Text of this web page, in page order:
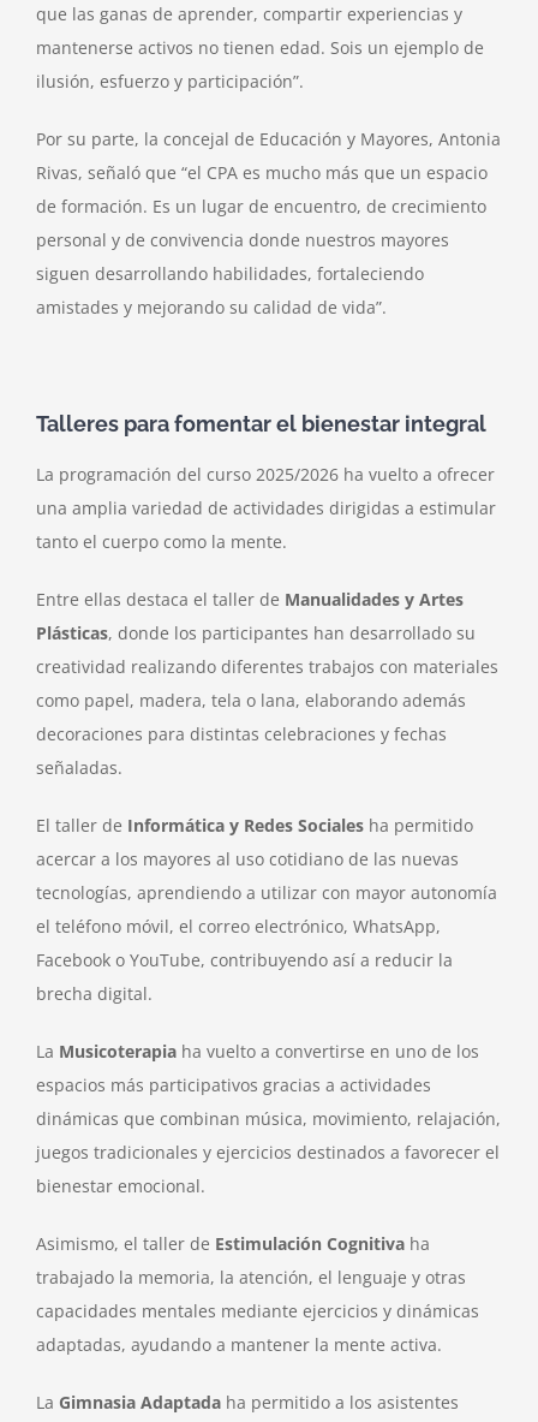
que las ganas de aprender, compartir experiencias y
mantenerse activos no tienen edad. Sois un ejemplo de
ilusión, esfuerzo y participación”.
Por su parte, la concejal de Educación y Mayores, Antonia
Rivas, señaló que “el CPA es mucho más que un espacio
de formación. Es un lugar de encuentro, de crecimiento
personal y de convivencia donde nuestros mayores
siguen desarrollando habilidades, fortaleciendo
amistades y mejorando su calidad de vida”.
Talleres para fomentar el bienestar integral
La programación del curso 2025/2026 ha vuelto a ofrecer
una amplia variedad de actividades dirigidas a estimular
tanto el cuerpo como la mente.
Entre ellas destaca el taller de Manualidades y Artes
Plásticas, donde los participantes han desarrollado su
creatividad realizando diferentes trabajos con materiales
como papel, madera, tela o lana, elaborando además
decoraciones para distintas celebraciones y fechas
señaladas.
El taller de Informática y Redes Sociales ha permitido
acercar a los mayores al uso cotidiano de las nuevas
tecnologías, aprendiendo a utilizar con mayor autonomía
el teléfono móvil, el correo electrónico, WhatsApp,
Facebook o YouTube, contribuyendo así a reducir la
brecha digital.
La Musicoterapia ha vuelto a convertirse en uno de los
espacios más participativos gracias a actividades
dinámicas que combinan música, movimiento, relajación,
juegos tradicionales y ejercicios destinados a favorecer el
bienestar emocional.
Asimismo, el taller de Estimulación Cognitiva ha
trabajado la memoria, la atención, el lenguaje y otras
capacidades mentales mediante ejercicios y dinámicas
adaptadas, ayudando a mantener la mente activa.
La Gimnasia Adaptada ha permitido a los asistentes